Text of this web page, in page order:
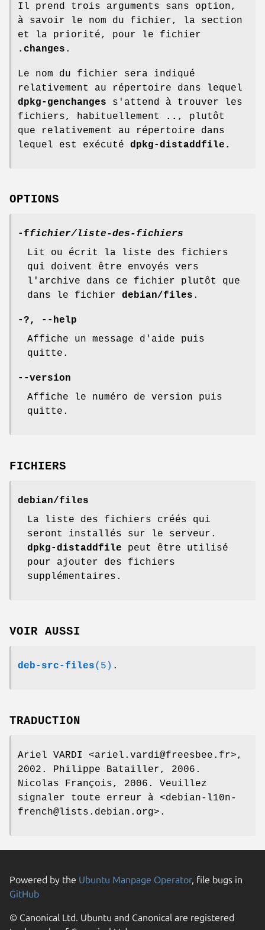
Il prend trois arguments sans option,
à savoir le nom du fichier, la section
et la priorité, pour le fichier
.changes .
Le nom du fichier sera indiqué
relativement au répertoire dans lequel
dpkg-genchanges s'attend à trouver les
fichiers, habituellement
.. , plutôt
que relativement au répertoire dans
lequel est exécuté dpkg-distaddfile.
OPTIONS
-ffichier/liste-des-fichiers
Lit ou écrit la liste des fichiers
qui doivent être envoyés vers
l'archive dans ce fichier plutôt que
dans le fichier debian/files .
-?,
--help
Affiche un message d'aide puis
quitte.
--version
Affiche le numéro de version puis
quitte.
FICHIERS
debian/files
La liste des fichiers créés qui
seront installés sur le serveur.
dpkg-distaddfile peut être utilisé
pour ajouter des fichiers
supplémentaires.
VOIR AUSSI
deb-src-files(5) .
TRADUCTION
Ariel VARDI <ariel.vardi@freesbee.fr>,
2002. Philippe Batailler, 2006.
Nicolas François, 2006. Veuillez
signaler toute erreur à <debian-l10n-
french@lists.debian.org>.
Powered by the Ubuntu Manpage Operator, file bugs in
GitHub
© Canonical Ltd. Ubuntu and Canonical are registered